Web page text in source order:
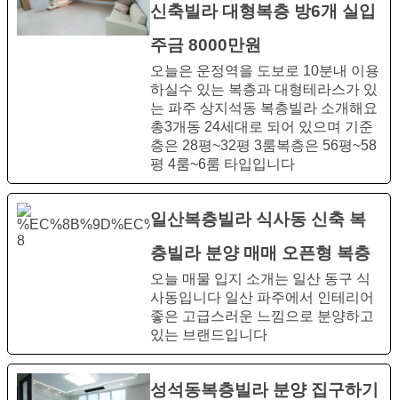
신축빌라 대형복층 방6개 실입
주금 8000만원
오늘은 운정역을 도보로 10분내 이용
하실수 있는 복층과 대형테라스가 있
는 파주 상지석동 복층빌라 소개해요
총3개동 24세대로 되어 있으며 기준
층은 28평~32평 3룸복층은​ 56평~58
평 4룸~6룸 타입입니다
일산복층빌라 식사동 신축 복
층빌라 분양 매매 오픈형 복층
오늘 매물 입지 소개는 일산 동구 식
사동입니다 일산 파주에서 인테리어
좋은 고급스러운 느낌으로 분양하고
있는 브랜드입니다
성석동복층빌라​ 분양 집구하기